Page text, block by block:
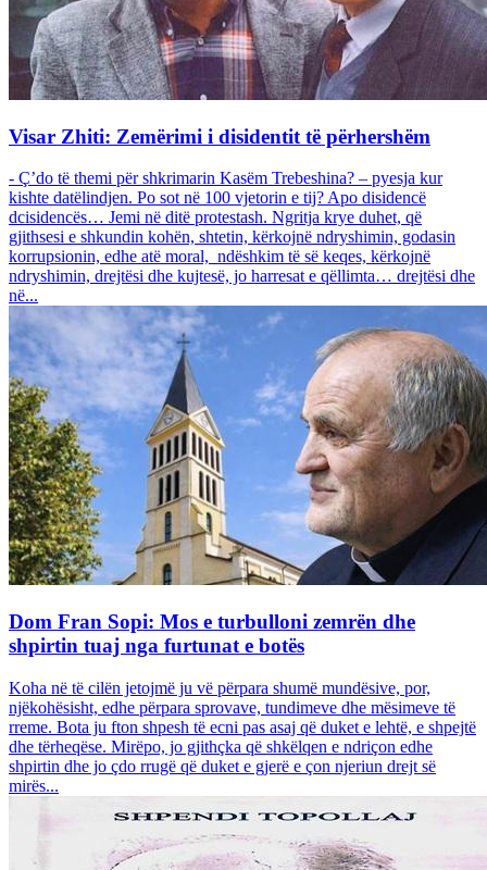
Visar Zhiti: Zemërimi i disidentit të përhershëm
- Ç’do të themi për shkrimarin Kasëm Trebeshina? – pyesja kur
kishte datëlindjen. Po sot në 100 vjetorin e tij? Apo disidencë
dcisidencës… Jemi në ditë protestash. Ngritja krye duhet, që
gjithsesi e shkundin kohën, shtetin, kërkojnë ndryshimin, godasin
korrupsionin, edhe atë moral, ndëshkim të së keqes, kërkojnë
ndryshimin, drejtësi dhe kujtesë, jo harresat e qëllimta… drejtësi dhe
në...
Dom Fran Sopi: Mos e turbulloni zemrën dhe
shpirtin tuaj nga furtunat e botës
Koha në të cilën jetojmë ju vë përpara shumë mundësive, por,
njëkohësisht, edhe përpara sprovave, tundimeve dhe mësimeve të
rreme. Bota ju fton shpesh të ecni pas asaj që duket e lehtë, e shpejtë
dhe tërheqëse. Mirëpo, jo gjithçka që shkëlqen e ndriçon edhe
shpirtin dhe jo çdo rrugë që duket e gjerë e çon njeriun drejt së
mirës...